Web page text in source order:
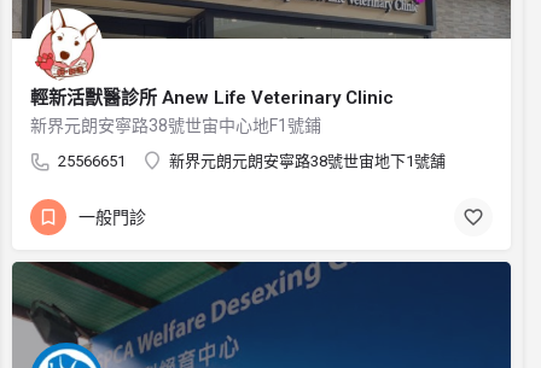
輕新活獸醫診所 Anew Life Veterinary Clinic
新界元朗安寧路38號世宙中心地F1號鋪
25566651 新界元朗元朗安寧路38號世宙地下1號舗
一般門診